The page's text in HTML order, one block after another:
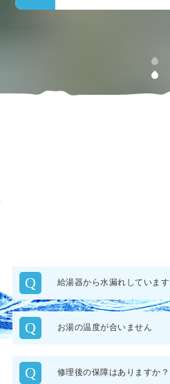
Q 給湯器から水漏れしています
Q お湯の温度が合いません
Q 修理後の保障はありますか？